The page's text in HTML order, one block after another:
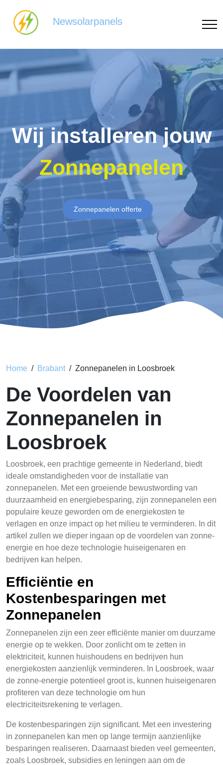
Newsolarpanels
Wij installeren jouw
Zonnepanelen
Zonnepanelen offerte
Home Brabant Zonnepanelen in Loosbroek
De Voordelen van
Zonnepanelen in
Loosbroek
Loosbroek, een prachtige gemeente in Nederland, biedt
ideale omstandigheden voor de installatie van
zonnepanelen. Met een groeiende bewustwording van
duurzaamheid en energiebesparing, zijn zonnepanelen een
populaire keuze geworden om de energiekosten te
verlagen en onze impact op het milieu te verminderen. In dit
artikel zullen we dieper ingaan op de voordelen van zonne-
energie en hoe deze technologie huiseigenaren en
bedrijven kan helpen.
Efficiëntie en
Kostenbesparingen met
Zonnepanelen
Zonnepanelen zijn een zeer efficiënte manier om duurzame
energie op te wekken. Door zonlicht om te zetten in
elektriciteit, kunnen huishoudens en bedrijven hun
energiekosten aanzienlijk verminderen. In Loosbroek, waar
de zonne-energie potentieel groot is, kunnen huiseigenaren
profiteren van deze technologie om hun
electriciteitsrekening te verlagen.
De kostenbesparingen zijn significant. Met een investering
in zonnepanelen kan men op lange termijn aanzienlijke
besparingen realiseren. Daarnaast bieden veel gemeenten,
zoals Loosbroek, subsidies en leningen aan om de